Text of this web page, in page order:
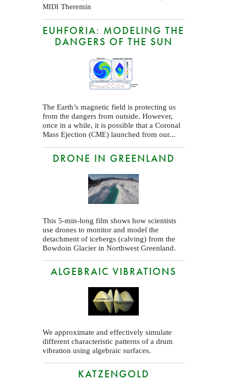
MIDI Theremin
EUHFORIA: MODELING THE
DANGERS OF THE SUN
The Earth’s magnetic field is protecting us
from the dangers from outside. However,
once in a while, it is possible that a Coronal
Mass Ejection (CME) launched from our...
DRONE IN GREENLAND
This 5-min-long film shows how scientists
use drones to monitor and model the
detachment of icebergs (calving) from the
Bowdoin Glacier in Northwest Greenland.
ALGEBRAIC VIBRATIONS
We approximate and effectively simulate
different characteristic patterns of a drum
vibration using algebraic surfaces.
KATZENGOLD